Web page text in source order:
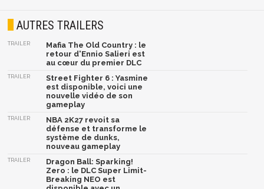
AUTRES TRAILERS
TRAILER
Mafia The Old Country : le
retour d'Ennio Salieri est
au cœur du premier DLC
TRAILER
Street Fighter 6 : Yasmine
est disponible, voici une
nouvelle vidéo de son
gameplay
TRAILER
NBA 2K27 revoit sa
défense et transforme le
système de dunks,
nouveau gameplay
TRAILER
Dragon Ball: Sparking!
Zero : le DLC Super Limit-
Breaking NEO est